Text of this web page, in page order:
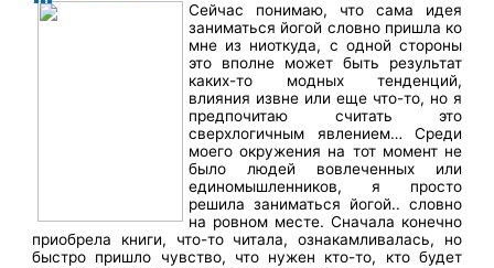
Сейчас понимаю, что сама идея
заниматься йогой словно пришла ко
мне из ниоткуда, с одной стороны
это вполне может быть результат
каких-то модных тенденций,
влияния извне или еще что-то, но я
предпочитаю считать это
сверхлогичным явлением… Среди
моего окружения на тот момент не
было людей вовлеченных или
единомышленников, я просто
решила заниматься йогой.. словно
на ровном месте. Сначала конечно
приобрела книги, что-то читала, ознакамливалась, но
быстро пришло чувство, что нужен кто-то, кто будет